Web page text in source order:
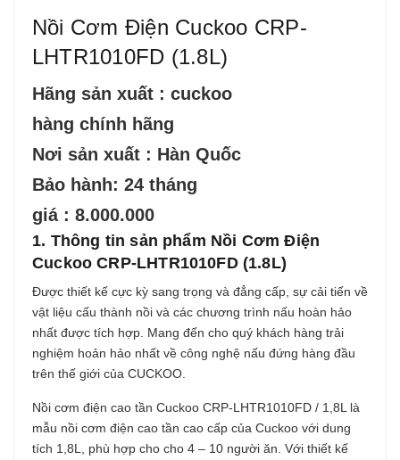
Nồi Cơm Điện Cuckoo CRP-
LHTR1010FD (1.8L)
Hãng sản xuất : cuckoo
hàng chính hãng
Nơi sản xuất : Hàn Quốc
Bảo hành: 24 tháng
giá : 8.000.000
1. Thông tin sản phẩm Nồi Cơm Điện
Cuckoo CRP-LHTR1010FD (1.8L)
Được thiết kế cực kỳ sang trọng và đẳng cấp, sự cải tiến về
vật liệu cấu thành nồi và các chương trình nấu hoàn hảo
nhất được tích hợp. Mang đến cho quý khách hàng trải
nghiệm hoản hảo nhất về công nghệ nấu đứng hàng đầu
trên thế giới của CUCKOO.
Nồi cơm điện cao tần Cuckoo CRP-LHTR1010FD / 1,8L là
mẫu nồi cơm điện cao tần cao cấp của Cuckoo với dung
tích 1,8L, phù hợp cho cho 4 – 10 người ăn. Với thiết kế